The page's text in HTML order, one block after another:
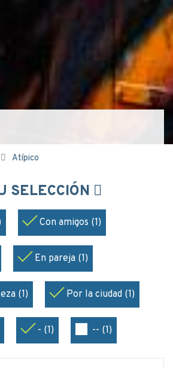
Atípico
SELECCIÓN
Con amigos (1)
En pareja (1)
(1) Por la ciudad (1)
- (1) -- (1)